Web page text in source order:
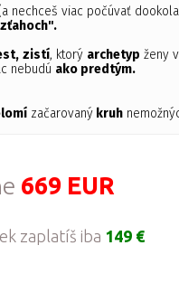
nechceš viac počúvať
zistí, ktorý archetyp ženy
nebudú ako predtým.
začarovaný kruh
669 EUR
zaplatíš iba 149 €